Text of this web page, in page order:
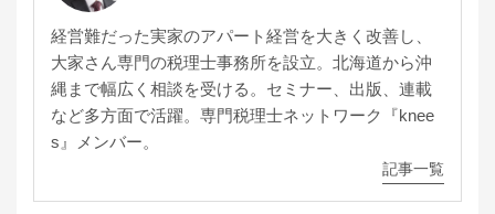
経営難だった実家のアパート経営を大きく改善し、
大家さん専門の税理士事務所を設立。北海道から沖
縄まで幅広く相談を受ける。セミナー、出版、連載
など多方面で活躍。専門税理士ネットワーク『knee
s』メンバー。
記事一覧